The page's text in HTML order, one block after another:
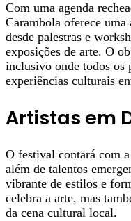
Com uma agenda
Carambola oferece uma
desde palestras e
exposições de arte. O
inclusivo onde todos os
experiências culturais
Artistas em
O festival contará com
além de talentos
vibrante de estilos e
celebra a arte, mas
da cena cultural local.